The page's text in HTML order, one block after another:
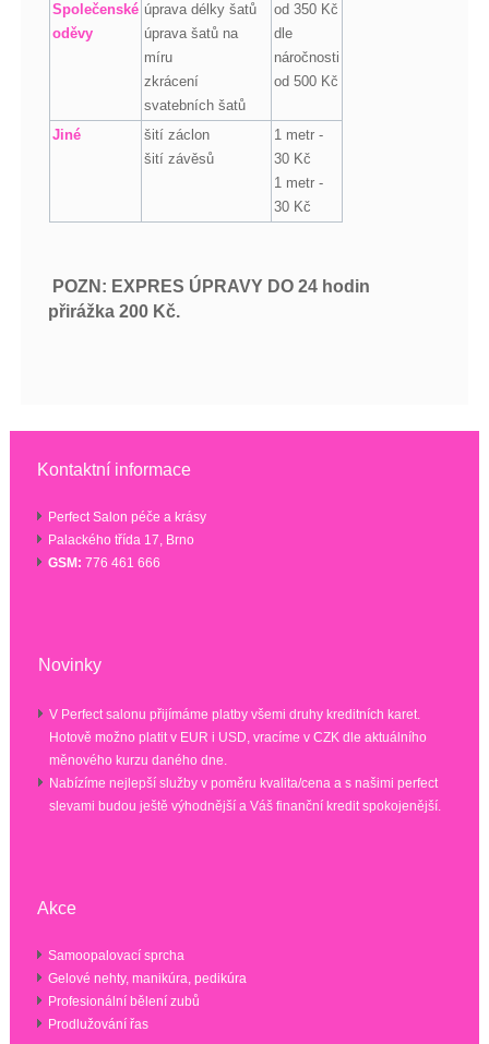
Společenské
oděvy
úprava délky šatů
úprava šatů na
míru
zkrácení
svatebních šatů
od 350 Kč
dle
náročnosti
od 500 Kč
Jiné
šití záclon
šití závěsů
1 metr -
30 Kč
1 metr -
30 Kč
POZN: EXPRES ÚPRAVY DO 24 hodin
přirážka 200 Kč.
Kontaktní informace
Perfect Salon péče a krásy
Palackého třída 17, Brno
GSM: 776 461 666
Novinky
V Perfect salonu přijímáme platby všemi druhy kreditních karet.
Hotově možno platit v EUR i USD, vracíme v CZK dle aktuálního
měnového kurzu daného dne.
Nabízíme nejlepší služby v poměru kvalita/cena a s našimi perfect
slevami budou ještě výhodnější a Váš finanční kredit spokojenější.
Akce
Samoopalovací sprcha
Gelové nehty, manikúra, pedikúra
Profesionální bělení zubů
Prodlužování řas